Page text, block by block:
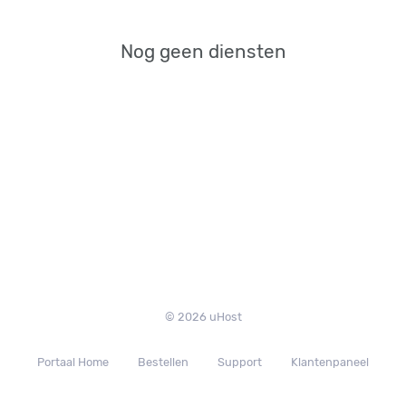
Nog geen diensten
© 2026 uHost
Portaal Home Bestellen Support Klantenpaneel